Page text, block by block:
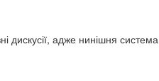
дискусії, адже нинішня система